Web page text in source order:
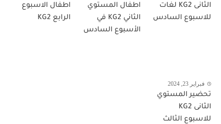
الثانى KG2 لغات
للاسبوع السادس
اطفال المستوي
الثاني KG2 في
الأسبوع السادس
اطفال الاسبوع
الرابع KG2
فبراير 23, 2024
تحضير المستوي
الثانى KG2
للاسبوع الثالث